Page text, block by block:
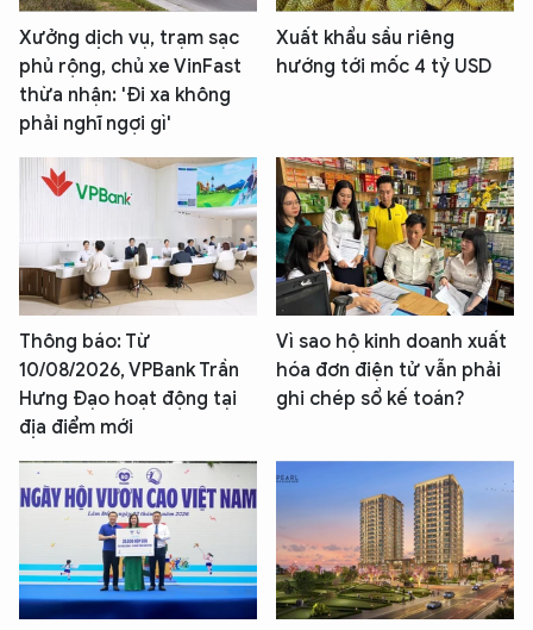
Xưởng dịch vụ, trạm sạc
phủ rộng, chủ xe VinFast
thừa nhận: 'Đi xa không
phải nghĩ ngợi gì'
Xuất khẩu sầu riêng
hướng tới mốc 4 tỷ USD
Thông báo: Từ
10/08/2026, VPBank Trần
Hưng Đạo hoạt động tại
địa điểm mới
Vì sao hộ kinh doanh xuất
hóa đơn điện tử vẫn phải
ghi chép sổ kế toán?